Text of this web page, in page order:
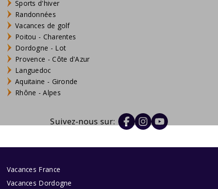
Sports d'hiver
Randonnées
Vacances de golf
Poitou - Charentes
Dordogne - Lot
Provence - Côte d'Azur
Languedoc
Aquitaine - Gironde
Rhône - Alpes
Suivez-nous sur:
Vacances France
Vacances Dordogne